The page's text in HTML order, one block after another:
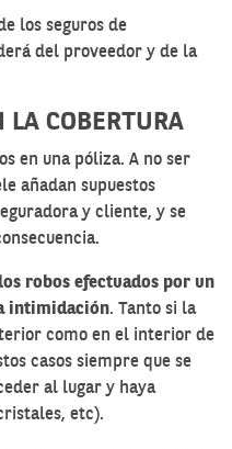
los seguros de
del proveedor y de la
LA COBERTURA
en una póliza. A no ser
añadan supuestos
y cliente, y se
robos efectuados por un
intimidación. Tanto si la
como en el interior de
casos siempre que se
al lugar y haya
etc).